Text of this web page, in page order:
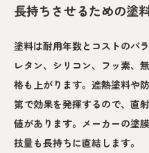
長持ちさせるための塗
塗料は耐用年数とコストのバ
レタン、シリコン、フッ素、
格も上がります。遮熱塗料や
第で効果を発揮するので、直
値があります。メーカーの塗
技量も長持ちに直結します。